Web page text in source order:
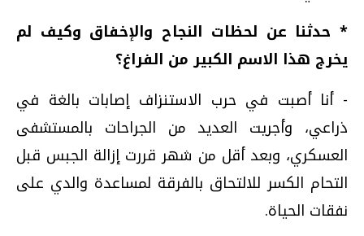
* حدثنا عن لحظات النجاح والإخفاق وكيف لم
يخرج هذا الاسم الكبير من الفراغ؟
- أنا أصبت في حرب الاستنزاف إصابات بالغة في
ذراعي، وأجريت العديد من الجراحات بالمستشفى
العسكري، وبعد أقل من شهر قررت إزالة الجبس قبل
التحام الكسر للالتحاق بالفرقة لمساعدة والدي على
نفقات الحياة.